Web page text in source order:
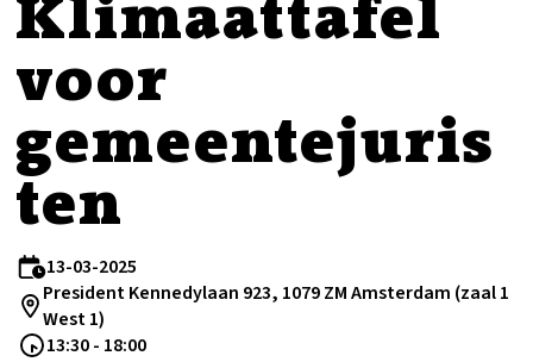
Klimaattafel
voor
gemeentejuris
ten
13-03-2025
President Kennedylaan 923, 1079 ZM Amsterdam (zaal 1
West 1)
13:30 - 18:00